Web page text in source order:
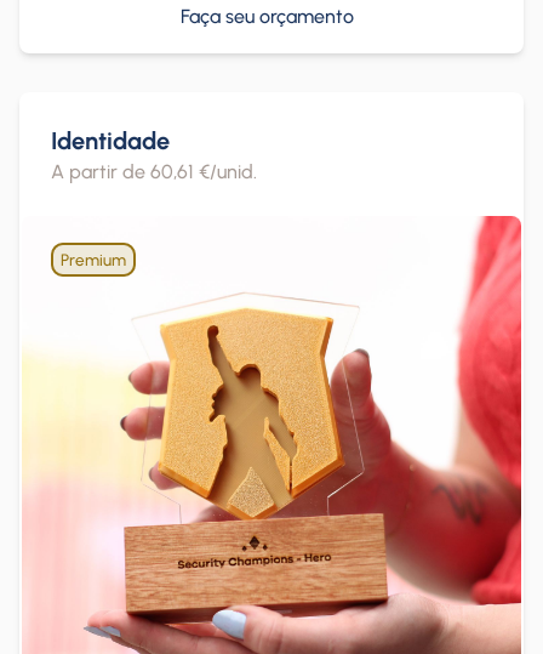
Faça seu orçamento
Identidade
A partir de 60,61 €/unid.
Premium